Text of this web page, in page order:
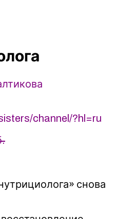
channel/?hl=ru
снова